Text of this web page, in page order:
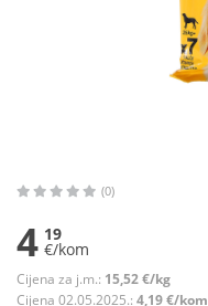
(0)
4 19
€/kom
Cijena za j.m.: 15,52 €/kg
Cijena 02.05.2025.: 4,19 €/kom